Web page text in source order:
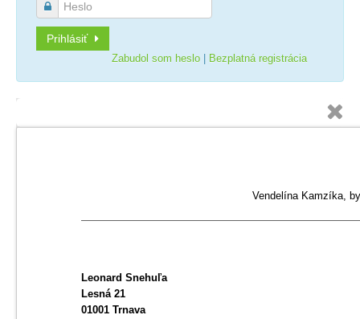

Prihlásiť
Zabudol som heslo Bezplatná registrácia

Vendelína Kamzíka,
Leonard Snehuľa
Lesná 21
01001 Trnava